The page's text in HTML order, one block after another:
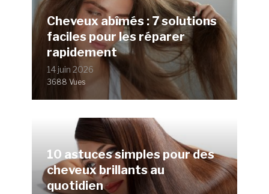
Cheveux abîmés : 7 solutions
faciles pour les réparer
rapidement
14 juin 2026
3688 Vues
10 astuces simples pour des
cheveux brillants au
quotidien